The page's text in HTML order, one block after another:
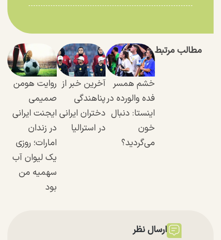
مطالب مرتبط
خشم همسر
فده والورده در
اینستا: دنبال
خون
می‌گردید؟
آخرین خبر از
پناهندگی
دختران ایرانی
در استرالیا
روایت هومن
صمیمی
ایجنت ایرانی
در زندان
امارات؛ روزی
یک لیوان آب
سهمیه من
بود
ارسال نظر